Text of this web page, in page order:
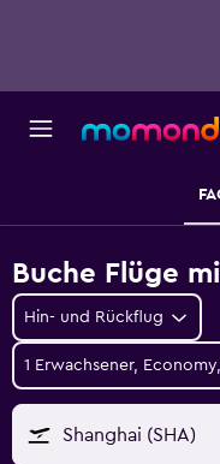
Buche Flüge
Hin- und Rückflug
1 Erwachsener,
Shanghai (SHA)